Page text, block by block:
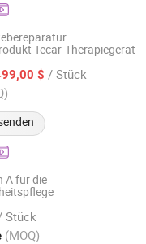
Tecar-Therapiegerät
$ / Stück
Co., Ltd.
A für die
Stück
(MOQ)
Co., Ltd.